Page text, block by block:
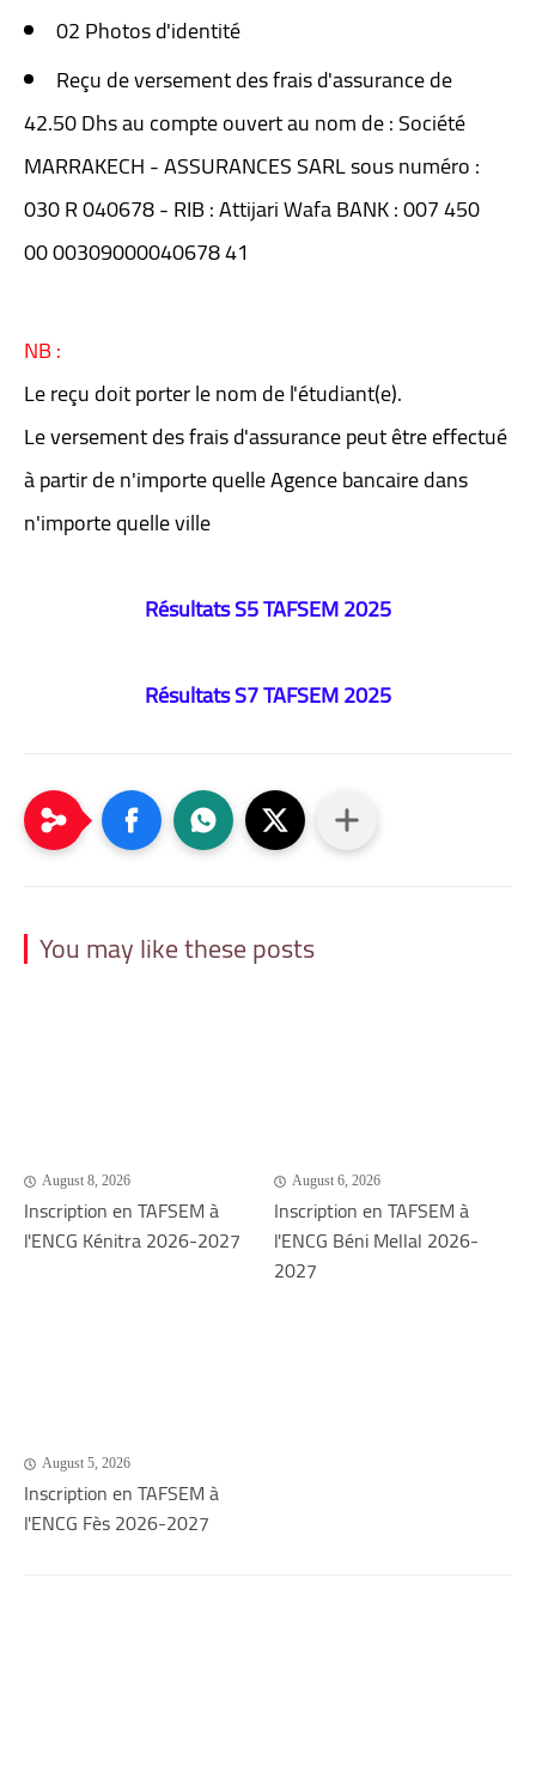
02 Photos d'identité
Reçu de versement des frais d'assurance de
42.50 Dhs au compte ouvert au nom de : Société
MARRAKECH - ASSURANCES SARL sous numéro :
030 R 040678 - RIB : Attijari Wafa BANK : 007 450
00 00309000040678 41
NB :
Le reçu doit porter le nom de l'étudiant(e).
Le versement des frais d'assurance peut être effectué
à partir de n'importe quelle Agence bancaire dans
n'importe quelle ville
Résultats S5 TAFSEM 2025
Résultats S7 TAFSEM 2025
You may like these posts
August 8, 2026
Inscription en TAFSEM à
l'ENCG Kénitra 2026-2027
August 6, 2026
Inscription en TAFSEM à
l'ENCG Béni Mellal 2026-
2027
August 5, 2026
Inscription en TAFSEM à
l'ENCG Fès 2026-2027